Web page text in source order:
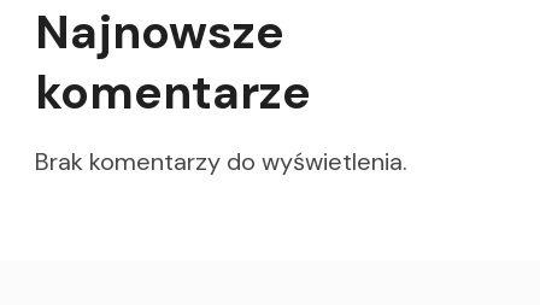
Najnowsze
komentarze
Brak komentarzy do wyświetlenia.